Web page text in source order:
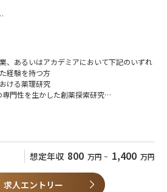
立案・創薬研究チームリーダー
、あるいはアカデミアにおいて下記のいずれ
経験を持つ方
ける薬理研究
門性を生かした創薬探索研究
た創薬研究
推進した経験
広いネットワークを構築した経験
有する方
想定年収 800 万円 ~ 1,400 万円
求人エントリー